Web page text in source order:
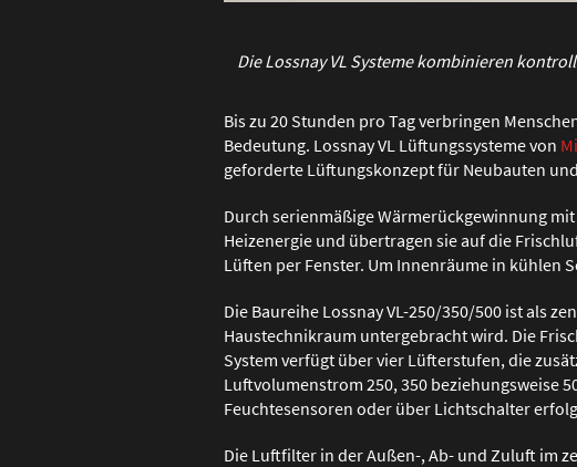
Die Lossnay VL Systeme kombinieren
Bis zu 20 Stunden pro Tag verbringen
Bedeutung. Lossnay VL Lüftungssysteme von
geforderte Lüftungskonzept für Neubauten
Durch serienmäßige Wärmerückgewinnung
Heizenergie und übertragen sie auf die
Lüften per Fenster. Um Innenräume in kühlen
Die Baureihe Lossnay VL-250/350/500 ist als
Haustechnikraum untergebracht wird. Die
System verfügt über vier Lüfterstufen, die
Luftvolumenstrom 250, 350 beziehungsweise
Feuchtesensoren oder über Lichtschalter
Die Luftfilter in der Außen-, Ab- und Zuluft im